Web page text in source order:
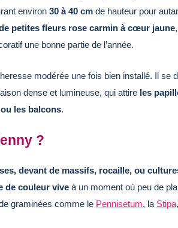
environ 30 à 40 cm de hauteur pour
petites fleurs rose carmin à cœur jaune
une bonne partie de l’année.
modérée une fois bien installé. Il se
dense et lumineuse, qui attire les
les balcons.
?
devant de massifs, rocaille, ou
de couleur vive à un moment où peu de
graminées comme le Pennisetum, la Stipa